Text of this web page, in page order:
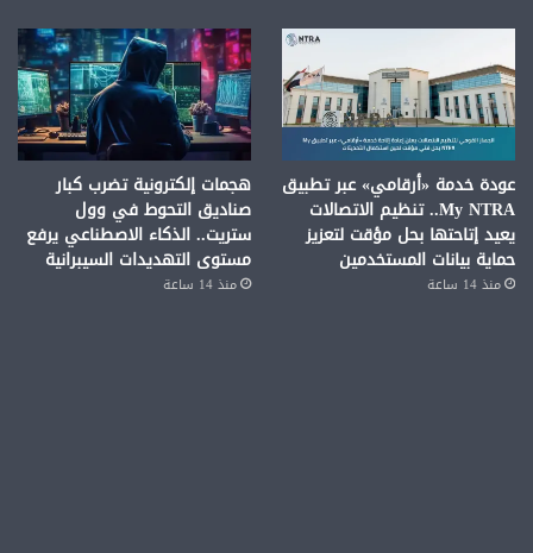
عودة خدمة «أرقامي» عبر تطبيق
My NTRA.. تنظيم الاتصالات
يعيد إتاحتها بحل مؤقت لتعزيز
حماية بيانات المستخدمين
منذ 14 ساعة
هجمات إلكترونية تضرب كبار
صناديق التحوط في وول
ستريت.. الذكاء الاصطناعي يرفع
مستوى التهديدات السيبرانية
منذ 14 ساعة